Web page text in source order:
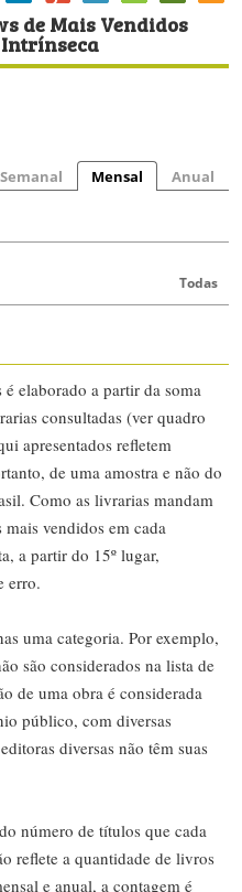
de Mais Vendidos
Intrínseca
Semanal Mensal Anual
Todas
elaborado a partir da soma
consultadas (ver quadro
apresentados refletem
de uma amostra e não do
Como as livrarias mandam
vendidos em cada
a partir do 15º lugar,
erro.
uma categoria. Por exemplo,
são considerados na lista de
de uma obra é considerada
público, com diversas
diversas não têm suas
número de títulos que cada
reflete a quantidade de livros
e anual, a contagem é